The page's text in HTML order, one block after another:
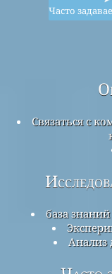
Часто
Связаться с
база
Анализ